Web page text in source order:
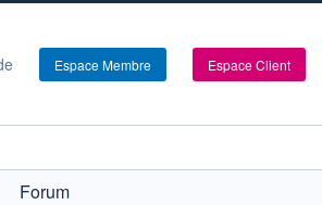
Espace Membre Espace Client
Forum